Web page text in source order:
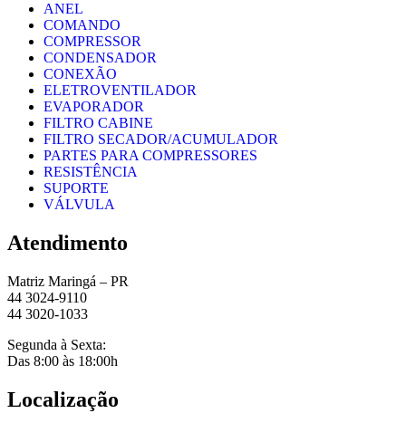
ANEL
COMANDO
COMPRESSOR
CONDENSADOR
CONEXÃO
ELETROVENTILADOR
EVAPORADOR
FILTRO CABINE
FILTRO SECADOR/ACUMULADOR
PARTES PARA COMPRESSORES
RESISTÊNCIA
SUPORTE
VÁLVULA
Atendimento
Matriz Maringá – PR
44 3024-9110
44 3020-1033
Segunda à Sexta:
Das 8:00 às 18:00h
Localização